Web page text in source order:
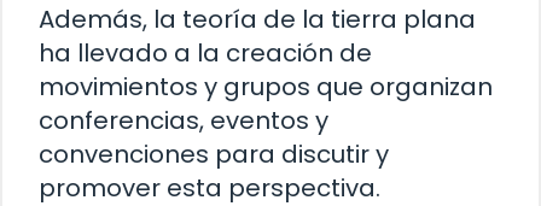
Además, la teoría de la tierra plana
ha llevado a la creación de
movimientos y grupos que organizan
conferencias, eventos y
convenciones para discutir y
promover esta perspectiva.